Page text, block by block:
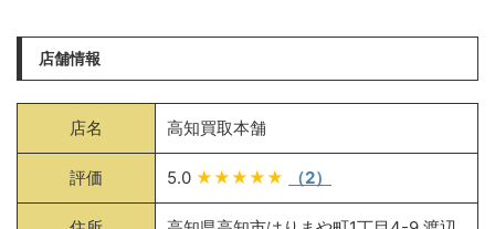
店舗情報
店名 高知買取本舗
評価 5.0 ★★★★★ （2）